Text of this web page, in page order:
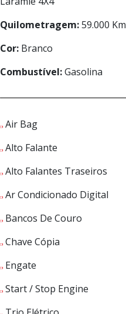
Quilometragem:59.000 Km
Cor: Branco
Combustível:Gasolina
Air Bag
Alto Falante
Alto Falantes Traseiros
Ar Condicionado Digital
Bancos De Couro
Chave Cópia
Engate
Start / Stop Engine